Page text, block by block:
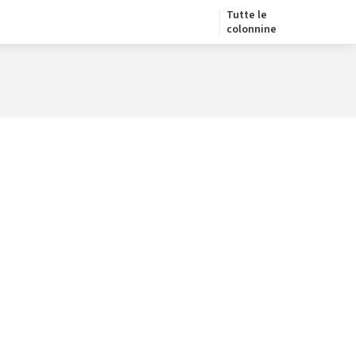
Tutte le
colonnine